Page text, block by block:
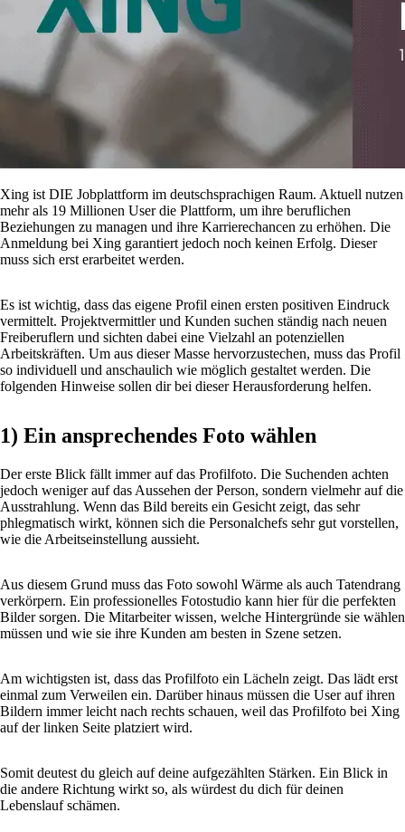
Xing ist DIE Jobplattform im deutschsprachigen Raum. Aktuell nutzen
mehr als 19 Millionen User die Plattform, um ihre beruflichen
Beziehungen zu managen und ihre Karrierechancen zu erhöhen. Die
Anmeldung bei Xing garantiert jedoch noch keinen Erfolg. Dieser
muss sich erst erarbeitet werden.
Es ist wichtig, dass das eigene Profil einen ersten positiven Eindruck
vermittelt. Projektvermittler und Kunden suchen ständig nach neuen
Freiberuflern und sichten dabei eine Vielzahl an potenziellen
Arbeitskräften. Um aus dieser Masse hervorzustechen, muss das Profil
so individuell und anschaulich wie möglich gestaltet werden. Die
folgenden Hinweise sollen dir bei dieser Herausforderung helfen.
1) Ein ansprechendes Foto wählen
Der erste Blick fällt immer auf das Profilfoto. Die Suchenden achten
jedoch weniger auf das Aussehen der Person, sondern vielmehr auf die
Ausstrahlung. Wenn das Bild bereits ein Gesicht zeigt, das sehr
phlegmatisch wirkt, können sich die Personalchefs sehr gut vorstellen,
wie die Arbeitseinstellung aussieht.
Aus diesem Grund muss das Foto sowohl Wärme als auch Tatendrang
verkörpern. Ein professionelles Fotostudio kann hier für die perfekten
Bilder sorgen. Die Mitarbeiter wissen, welche Hintergründe sie wählen
müssen und wie sie ihre Kunden am besten in Szene setzen.
Am wichtigsten ist, dass das Profilfoto ein Lächeln zeigt. Das lädt erst
einmal zum Verweilen ein. Darüber hinaus müssen die User auf ihren
Bildern immer leicht nach rechts schauen, weil das Profilfoto bei Xing
auf der linken Seite platziert wird.
Somit deutest du gleich auf deine aufgezählten Stärken. Ein Blick in
die andere Richtung wirkt so, als würdest du dich für deinen
Lebenslauf schämen.